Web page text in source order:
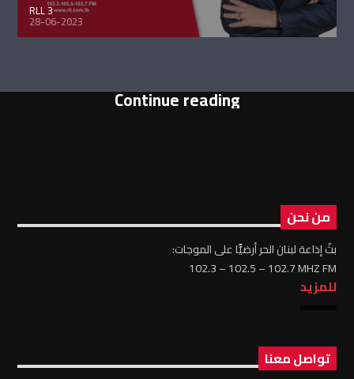
RLL 3
28-06-2023
Continue reading
من نحن
بثّ إذاعة لبنان الحر أرضيًّا على الموجات:
102.3 – 102.5 – 102.7 MHZ FM
للمزيد
تواصل معنا